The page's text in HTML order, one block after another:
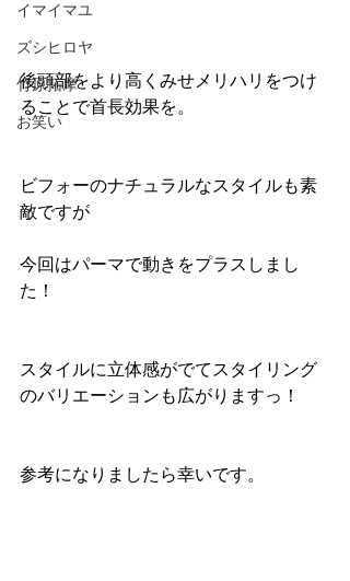
イマイマユ
ズシヒロヤ
竹原拓摩
お笑い
後頭部をより高くみせメリハリをつけ
ることで首長効果を。
ビフォーのナチュラルなスタイルも素
敵ですが
今回はパーマで動きをプラスしまし
た！
スタイルに立体感がでてスタイリング
のバリエーションも広がりますっ！
参考になりましたら幸いです。